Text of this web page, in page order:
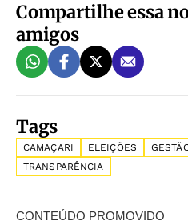
Compartilhe essa
amigos
Tags
CAMAÇARI ELEIÇÕES
TRANSPARÊNCIA